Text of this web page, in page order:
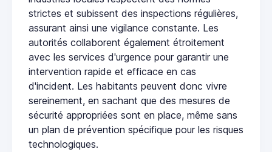
strictes et subissent des inspections régulières,
assurant ainsi une vigilance constante. Les
autorités collaborent également étroitement
avec les services d'urgence pour garantir une
intervention rapide et efficace en cas
d'incident. Les habitants peuvent donc vivre
sereinement, en sachant que des mesures de
sécurité appropriées sont en place, même sans
un plan de prévention spécifique pour les risques
technologiques.